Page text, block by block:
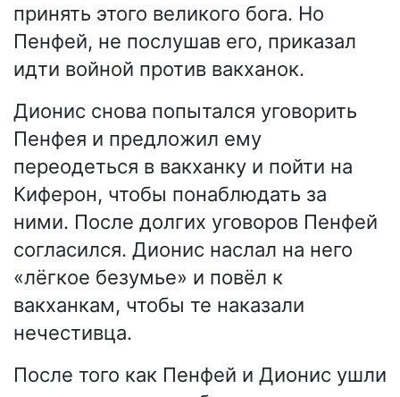
принять этого великого бога. Но
Пенфей, не послушав его, приказал
идти войной против вакханок.
Дионис снова попытался уговорить
Пенфея и предложил ему
переодеться в вакханку и пойти на
Киферон, чтобы понаблюдать за
ними. После долгих уговоров Пенфей
согласился. Дионис наслал на него
«лёгкое безумье» и повёл к
вакханкам, чтобы те наказали
нечестивца.
После того как Пенфей и Дионис ушли